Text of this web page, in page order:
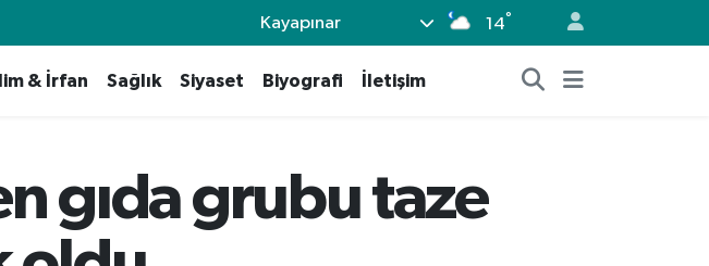
Kayapınar 14°
İlim & İrfan Sağlık Siyaset Biyografi İletişim
gıda grubu taze